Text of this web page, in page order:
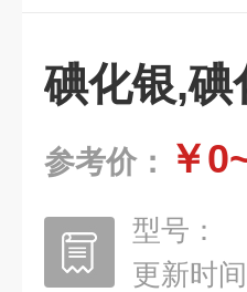
碘化银,碘
参考价： ￥
型号：
更新时间